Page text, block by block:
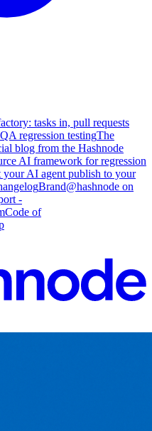
tasks in, pull requests
regression testingThe
blog from the Hashnode
AI framework for regression
AI agent publish to your
Brand@hashnode on
-
Code of